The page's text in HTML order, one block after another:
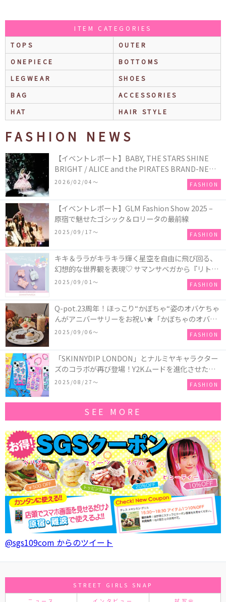
ITEM CATEGORIES
TOPS
OUTER
ONEPIECE
BOTTOMS
LEGWEAR
SHOES
BAG
ACCESSORIES
HAT
HAIR STYLE
FASHION NEWS
【イベントレポート】BABY, THE STARS SHINE
BRIGHT / ALICE and the PIRATES BRAND-NEW
COLLECTION in TOKYO
2026/02/04〜 FASHION
【イベントレポート】GLM Fashion Show 2025 –
原宿で魅せたゴシック＆ロリータの最前線
2025/09/17〜 FASHION
キキ＆ララがキラキラ輝く星空を自由に飛び回る、
幻想的な世界観を表現♡ サマンサベガから『リトル
ツインスターズ』50周年アニバーサリーイヤー』を
2025/09/01〜 FASHION
Q-pot.23周年！ほっこり“かぼちゃ“姿のオバケちゃ
んがアニバーサリーをお祝い★「かぼちゃのオバケ
ーキアクセサリー」が新発売！Q-pot CAFE.では
「かぼちゃのオバケーキプレート」も登場
2025/09/06〜 FASHION
「SKINNYDIP LONDON」とナルミヤキャラクター
ズのコラボが再び登場！Y2Kムードを進化させた新
作コレクションを発売♪
2025/08/27〜 FASHION
SEE MORE
@sgs109com からのツイート
STREET GIRLS SNAP